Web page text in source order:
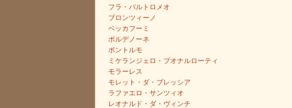
フラ・バルトロメオ
ブロンツィーノ
ベッカフーミ
ポルデノーネ
ポントルモ
ミケランジェロ・ブオナルローティ
モラーレス
モレット・ダ・ブレッシア
ラファエロ・サンツィオ
レオナルド・ダ・ヴィンチ